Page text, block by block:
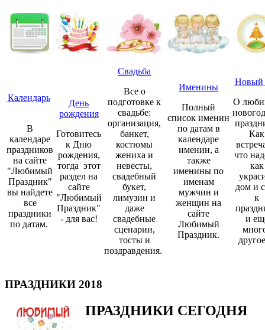
Календарь
В
календаре
праздников
на сайте
"Любимый
Праздник"
вы найдете
все
праздники
по датам.
День
рождения
Готовитесь
к Дню
рождения,
тогда этот
раздел на
сайте
"Любимый
Праздник"
- для вас!
Свадьба
Все о
подготовке к
свадьбе:
организация,
банкет,
костюмы
жениха и
невесты,
свадебный
букет,
лимузин и
даже
свадебные
сценарии,
тосты и
поздравдения.
Именины
Полный
список именин
по датам в
календаре
именин, а
также
именины по
именам
мужчин и
женщин на
сайте
Любимый
Праздник.
Новый
О
Как
что
как
дом и
к
и
ПРАЗДНИКИ 2018
ПРАЗДНИКИ СЕГОДНЯ